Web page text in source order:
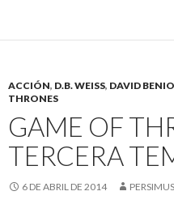
ACCIÓN, D.B. WEISS, DAVID
THRONES
GAME OF
TERCERA
6 DE ABRIL DE 2014